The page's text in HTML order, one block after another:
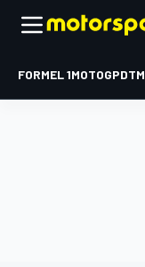
FORMEL 1MOTOGPDTM